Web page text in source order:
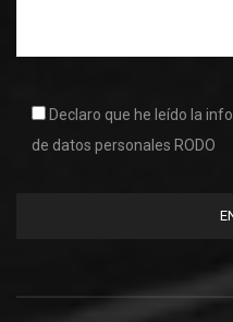
Declaro que he leído la
de datos personales RODO